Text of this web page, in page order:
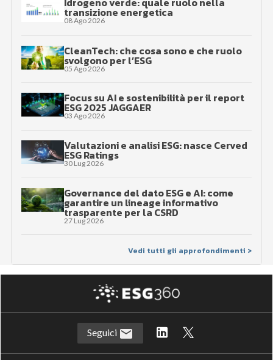
transizione energetica
08 Ago 2026
CleanTech: che cosa sono e che ruolo
svolgono per l’ESG
05 Ago 2026
Focus su AI e sostenibilità per il report
ESG 2025 JAGGAER
03 Ago 2026
Valutazioni e analisi ESG: nasce Cerved
ESG Ratings
30 Lug 2026
Governance del dato ESG e AI: come
garantire un lineage informativo
trasparente per la CSRD
27 Lug 2026
Vedi tutti gli approfondimenti >
Seguici